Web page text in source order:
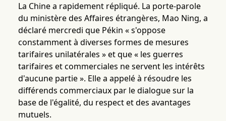
La Chine a rapidement répliqué. La porte-parole
du ministère des Affaires étrangères, Mao Ning, a
déclaré mercredi que Pékin « s'oppose
constamment à diverses formes de mesures
tarifaires unilatérales » et que « les guerres
tarifaires et commerciales ne servent les intérêts
d'aucune partie ». Elle a appelé à résoudre les
différends commerciaux par le dialogue sur la
base de l'égalité, du respect et des avantages
mutuels.